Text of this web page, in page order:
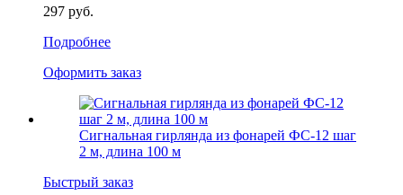
297 руб.
Подробнее
Оформить заказ
Сигнальная гирлянда из фонарей ФС-12 шаг
2 м, длина 100 м
Быстрый заказ